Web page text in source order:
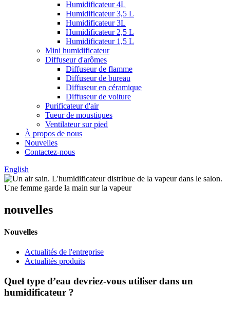
Humidificateur 4L
Humidificateur 3,5 L
Humidificateur 3L
Humidificateur 2,5 L
Humidificateur 1,5 L
Mini humidificateur
Diffuseur d'arômes
Diffuseur de flamme
Diffuseur de bureau
Diffuseur en céramique
Diffuseur de voiture
Purificateur d'air
Tueur de moustiques
Ventilateur sur pied
À propos de nous
Nouvelles
Contactez-nous
English
nouvelles
Nouvelles
Actualités de l'entreprise
Actualités produits
Quel type d’eau devriez-vous utiliser dans un
humidificateur ?